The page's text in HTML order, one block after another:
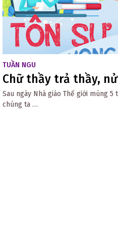
TUẦN NGU
Chữ thầy trả thầy,
Sau ngày Nhà giáo Thế giới mùng 5
chúng ta …